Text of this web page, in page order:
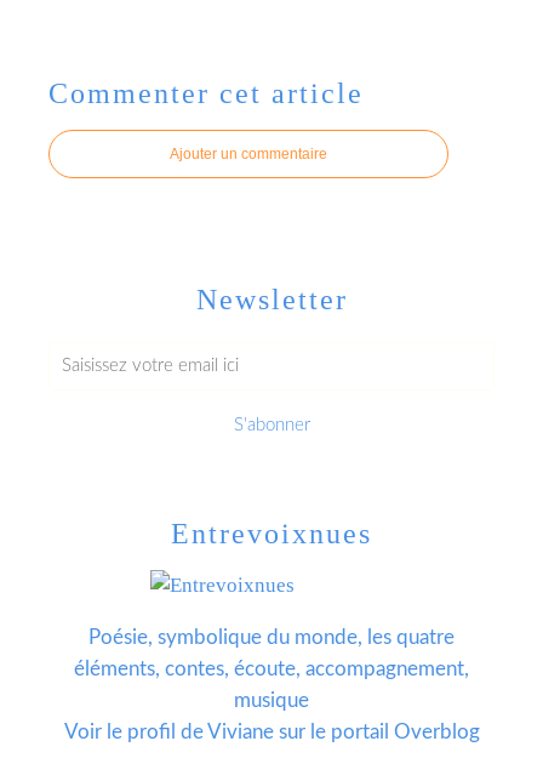
Commenter cet article
Ajouter un commentaire
Newsletter
Entrevoixnues
Poésie, symbolique du monde, les quatre
éléments, contes, écoute, accompagnement,
musique
Voir le profil deVivianesur le portail Overblog